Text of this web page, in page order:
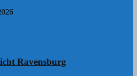
Ravensburg